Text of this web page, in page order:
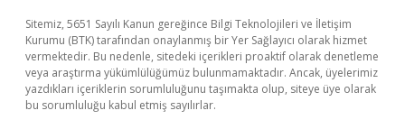
Sitemiz, 5651 Sayılı Kanun gereğince Bilgi Teknolojileri ve İletişim
Kurumu (BTK) tarafından onaylanmış bir Yer Sağlayıcı olarak hizmet
vermektedir. Bu nedenle, sitedeki içerikleri proaktif olarak denetleme
veya araştırma yükümlülüğümüz bulunmamaktadır. Ancak, üyelerimiz
yazdıkları içeriklerin sorumluluğunu taşımakta olup, siteye üye olarak
bu sorumluluğu kabul etmiş sayılırlar.